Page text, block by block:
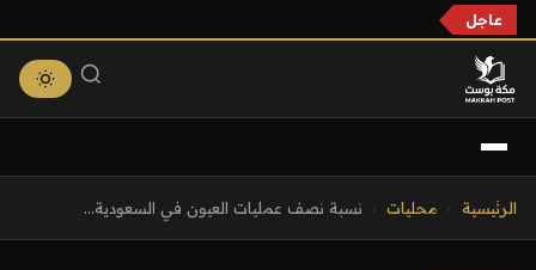
عاجل
الرئيسية محليات نسبة نصف عمليات العيون في السعودية...